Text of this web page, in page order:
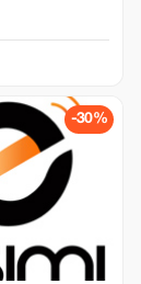
-30%